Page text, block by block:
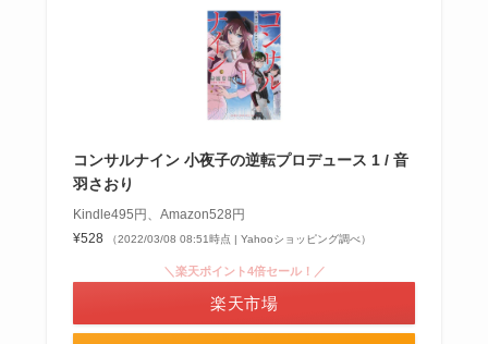
コンサルナイン 小夜子の逆転プロデュース 1 / 音
羽さおり
Kindle495円、Amazon528円
¥528
（2022/03/08 08:51時点 | Yahooショッピング調べ）
＼楽天ポイント4倍セール！／
楽天市場